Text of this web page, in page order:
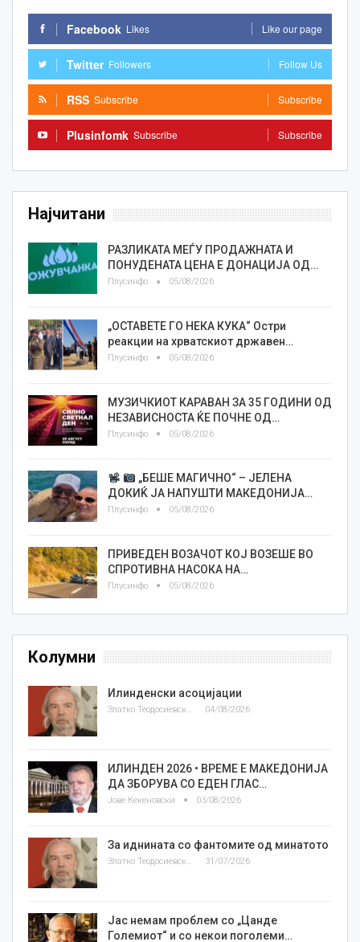
Facebook Likes Like our page
Twitter Followers Follow Us
RSS Subscribe Subscribe
Plusinfomk Subscribe Subscribe
Најчитани
РАЗЛИКАТА МЕЃУ ПРОДАЖНАТА И
ПОНУДЕНАТА ЦЕНА Е ДОНАЦИЈА ОД…
Плусинфо 05/08/2026
„ОСТАВЕТЕ ГО НЕКА КУКА“ Остри
реакции на хрватскиот државен…
Плусинфо 05/08/2026
МУЗИЧКИОТ КАРАВАН ЗА 35 ГОДИНИ ОД
НЕЗАВИСНОСТА ЌЕ ПОЧНЕ ОД…
Плусинфо 05/08/2026
„БЕШЕ МАГИЧНО“ – ЈЕЛЕНА
ДОКИЌ ЈА НАПУШТИ МАКЕДОНИЈА…
Плусинфо 05/08/2026
ПРИВЕДЕН ВОЗАЧОТ КОЈ ВОЗЕШЕ ВО
СПРОТИВНА НАСОКА НА…
Плусинфо 05/08/2026
Колумни
Илинденски асоцијации
04/08/2026
ИЛИНДЕН 2026 • ВРЕМЕ Е МАКЕДОНИЈА
ДА ЗБОРУВА СО ЕДЕН ГЛАС…
Јове Кекеновски 03/08/2026
За иднината со фантомите од минатото
Златко Теодосиевски 31/07/2026
Јас немам проблем со „Цанде
Големиот“ и со некои поголеми…